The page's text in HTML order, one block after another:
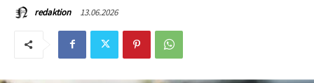
redaktion 13.06.2026